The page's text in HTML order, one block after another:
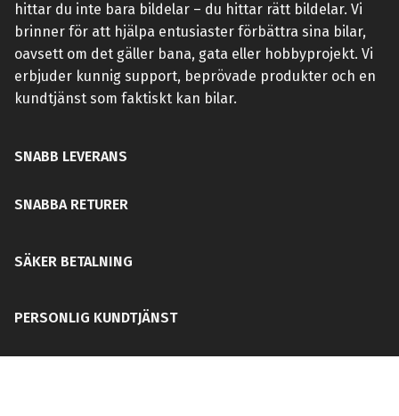
hittar du inte bara bildelar – du hittar rätt bildelar. Vi
brinner för att hjälpa entusiaster förbättra sina bilar,
oavsett om det gäller bana, gata eller hobbyprojekt. Vi
erbjuder kunnig support, beprövade produkter och en
kundtjänst som faktiskt kan bilar.
SNABB LEVERANS
SNABBA RETURER
SÄKER BETALNING
PERSONLIG KUNDTJÄNST